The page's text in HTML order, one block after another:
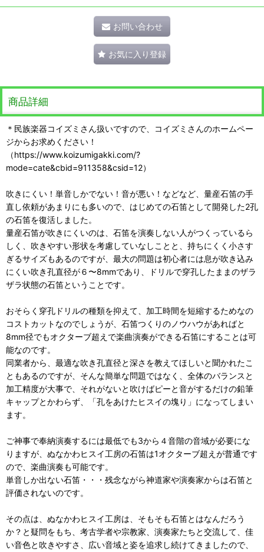
お問い合わせ
お気に入り登録
商品詳細
＊民族楽器コイズミさん扱いですので、コイズミさんのホームペー
ジからお求めください！
（https://www.koizumigakki.com/?
mode=cate&cbid=911358&csid=12）
吹きにくい！単音しかでない！音が悪い！などなど、量産石笛の手
直し依頼があまりにも多いので、はじめての石笛として開発した2孔
の石笛を復活しました。
量産石笛が吹きにくいのは、石笛を演奏しない人がつくっているら
しく、吹きやすい形状を考慮していなしことと、持ちにくく小さす
ぎるサイズもあるのですが、最大の問題は初心者には息が吹き込み
にくい吹き孔直径が６〜8mmであり、ドリルで穿孔したままのザラ
ザラ状態の石笛ということです。
おそらく穿孔ドリルの種類を抑えて、加工時間を短縮するためなの
コストカットなのでしょうが、石笛つくりのノウハウがあればと
8mm径でもオクターブ超えで楽曲演奏ができる石笛にすることは可
能なのです。
同業者から、最適な吹き孔直径と深さを教えてほしいと聞かれたこ
ともあるのですが、そんな簡単な問題ではなく、全体のバランスと
加工精度が大事で、それがないと吹けばピーと音がするだけの鉛筆
キャップとかわらず、「孔をあけたヒスイの塊り」になってしまい
ます。
ご神事で奉納演奏するには最低でも3から４音階の音域が必要にな
りますが、ぬなかわヒスイ工房の石笛は1オクターブ超えが普通です
ので、楽曲演奏も可能です。
単音しか出ない石笛・・・残念ながら神道家や演奏家からは石笛と
評価されないのです。
その点は、ぬなかわヒスイ工房は、そもそも石笛とはなんだろう
か？と疑問をもち、考古学者や宗教家、演奏家たちと交流して、佳
い音色と吹きやすさ、広い音域と姿を追求し続けてきましたので、